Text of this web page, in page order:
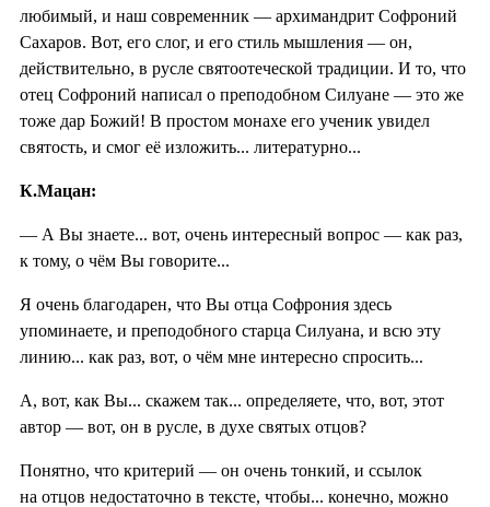
любимый, и наш современник — архимандрит Софроний
Сахаров. Вот, его слог, и его стиль мышления — он,
действительно, в русле святоотеческой традиции. И то, что
отец Софроний написал о преподобном Силуане — это же
тоже дар Божий! В простом монахе его ученик увидел
святость, и смог её изложить... литературно...
К.Мацан:
— А Вы знаете... вот, очень интересный вопрос — как раз,
к тому, о чём Вы говорите...
Я очень благодарен, что Вы отца Софрония здесь
упоминаете, и преподобного старца Силуана, и всю эту
линию... как раз, вот, о чём мне интересно спросить...
А, вот, как Вы... скажем так... определяете, что, вот, этот
автор — вот, он в русле, в духе святых отцов?
Понятно, что критерий — он очень тонкий, и ссылок
на отцов недостаточно в тексте, чтобы... конечно, можно